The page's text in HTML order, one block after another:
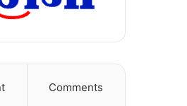
Comments